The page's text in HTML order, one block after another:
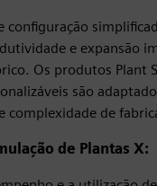
configuração
e expansão
Os produtos Plant
são
complexidade de
de Plantas X: